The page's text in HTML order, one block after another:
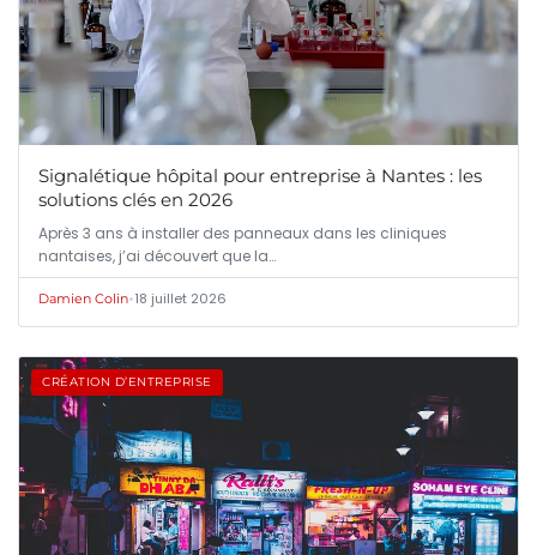
Signalétique hôpital pour entreprise à Nantes : les
solutions clés en 2026
Après 3 ans à installer des panneaux dans les cliniques
nantaises, j’ai découvert que la…
Damien Colin•18 juillet 2026
CRÉATION D’ENTREPRISE